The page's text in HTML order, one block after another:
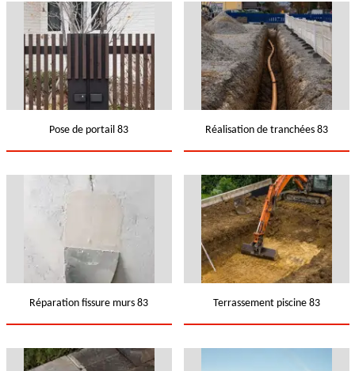
Pose de portail 83 Réalisation de tranchées 83
Réparation fissure murs 83 Terrassement piscine 83